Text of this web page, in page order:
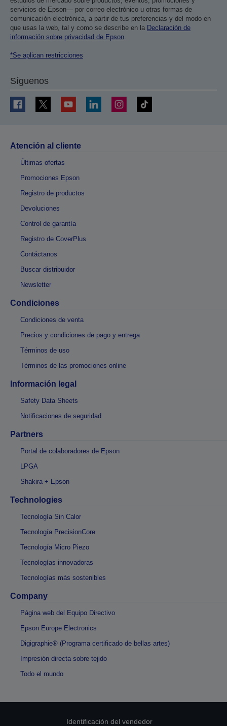
servicios de Epson— por correo electrónico u otras formas de
comunicación electrónica, a partir de tus preferencias y del modo en
que usas la web, tal y como se describe en la Declaración de
información sobre privacidad de Epson.
*Se aplican restricciones
Síguenos
Atención al cliente
Últimas ofertas
Promociones Epson
Registro de productos
Devoluciones
Control de garantía
Registro de CoverPlus
Contáctanos
Buscar distribuidor
Newsletter
Condiciones
Condiciones de venta
Precios y condiciones de pago y entrega
Términos de uso
Términos de las promociones online
Información legal
Safety Data Sheets
Notificaciones de seguridad
Partners
Portal de colaboradores de Epson
LPGA
Shakira + Epson
Technologies
Tecnología Sin Calor
Tecnología PrecisionCore
Tecnología Micro Piezo
Tecnologías innovadoras
Tecnologías más sostenibles
Company
Página web del Equipo Directivo
Epson Europe Electronics
Digigraphie® (Programa certificado de bellas artes)
Impresión directa sobre tejido
Todo el mundo
Identificación del vendedor